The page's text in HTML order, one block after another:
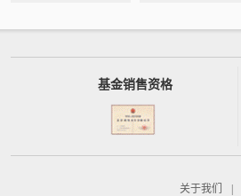
基金销售资格
关于我们